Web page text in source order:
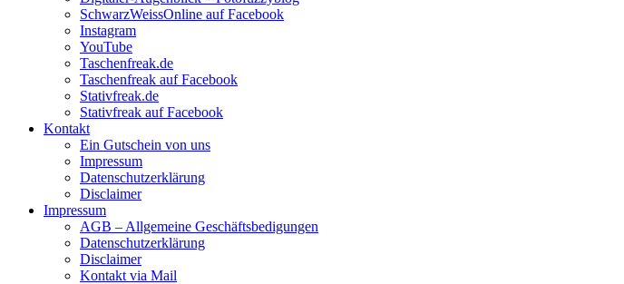
SchwarzWeissOnline auf Facebook
Instagram
YouTube
Taschenfreak.de
Taschenfreak auf Facebook
Stativfreak.de
Stativfreak auf Facebook
Kontakt
Ein Gutschein von uns
Impressum
Datenschutzerklärung
Disclaimer
Impressum
AGB – Allgemeine Geschäftsbedigungen
Datenschutzerklärung
Disclaimer
Kontakt via Mail